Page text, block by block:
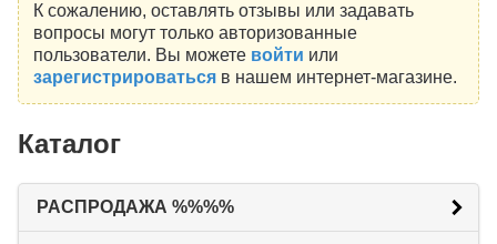
К сожалению, оставлять отзывы или задавать
вопросы могут только авторизованные
пользователи. Вы можете войти или
зарегистрироватьсяв нашем интернет-магазине.
Каталог
РАСПРОДАЖА %%%%